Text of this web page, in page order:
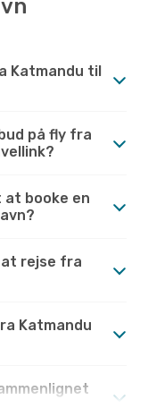
Katmandu til
på fly fra
booke en
rejse fra
Katmandu